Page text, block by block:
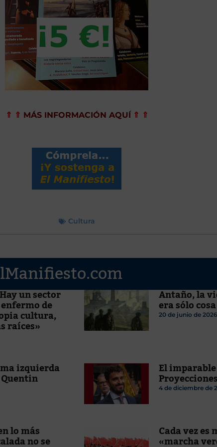
⇑ ⇑ MÁS INFORMACIÓN AQUÍ ⇑ ⇑
Cultura
un sector
de
cultura,
raíces»
Antaño, la
era sólo
20 de junio de 2026
izquierda El
4 de diciembre de
lo más
no se
Cada vez es
«marcha